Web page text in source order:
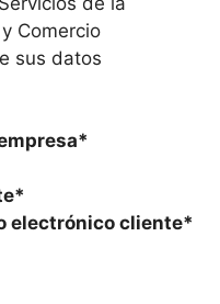
Comercio
sus datos
electrónico cliente*